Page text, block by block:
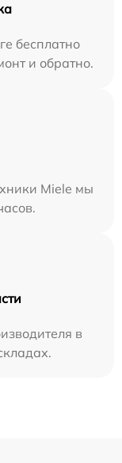
бесплатно
и обратно.
Miele мы
в